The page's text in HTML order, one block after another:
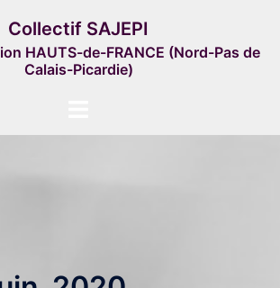
Collectif SAJEPI
HAUTS-de-FRANCE (Nord-Pas de
Calais-Picardie)